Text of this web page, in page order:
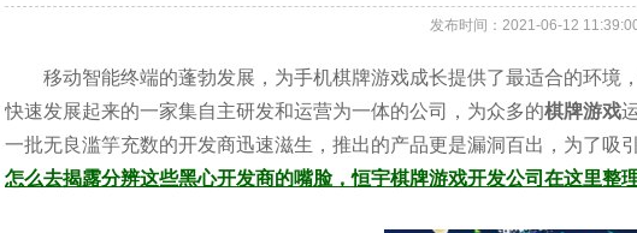
发布时间：2021-06-12
移动智能终端的蓬勃发展，为手机棋牌游戏成长提供了最适合的环境
快速发展起来的一家集自主研发和运营为一体的公司，为众多的棋牌游戏
一批无良滥竽充数的开发商迅速滋生，推出的产品更是漏洞百出，为了吸
怎么去揭露分辨这些黑心开发商的嘴脸，恒宇棋牌游戏开发公司在这里整